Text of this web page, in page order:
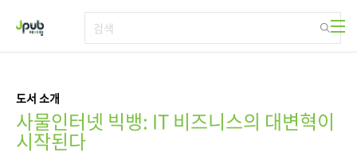
도서 소개
사물인터넷 빅뱅: IT 비즈니스의 대변혁이
시작된다